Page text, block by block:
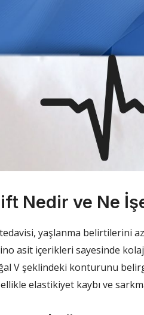
Nedir ve Ne
yaşlanma belirtilerini
asit içerikleri sayesinde
V şeklindeki konturunu
elastikiyet kaybı ve